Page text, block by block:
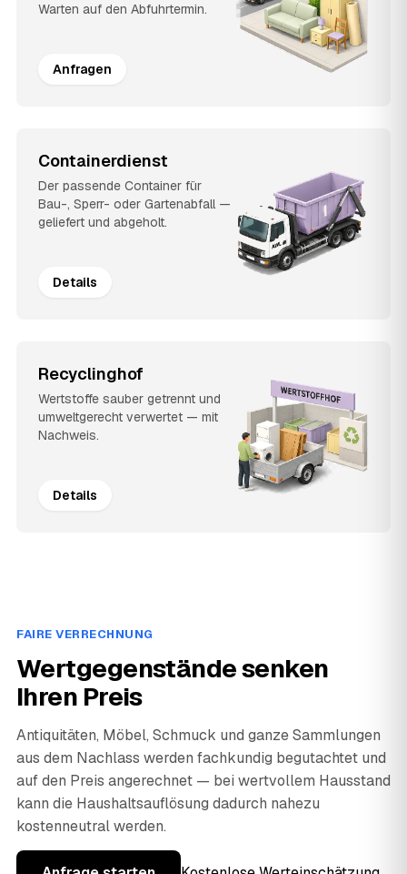
Warten auf den Abfuhrtermin.
Anfragen
Containerdienst
Der passende Container für
Bau-, Sperr- oder Gartenabfall —
geliefert und abgeholt.
Details
Recyclinghof
Wertstoffe sauber getrennt und
umweltgerecht verwertet — mit
Nachweis.
Details
FAIRE VERRECHNUNG
Wertgegenstände senken
Ihren Preis
Antiquitäten, Möbel, Schmuck und ganze Sammlungen
aus dem Nachlass werden fachkundig begutachtet und
auf den Preis angerechnet — bei wertvollem Hausstand
kann die Haushaltsauflösung dadurch nahezu
kostenneutral werden.